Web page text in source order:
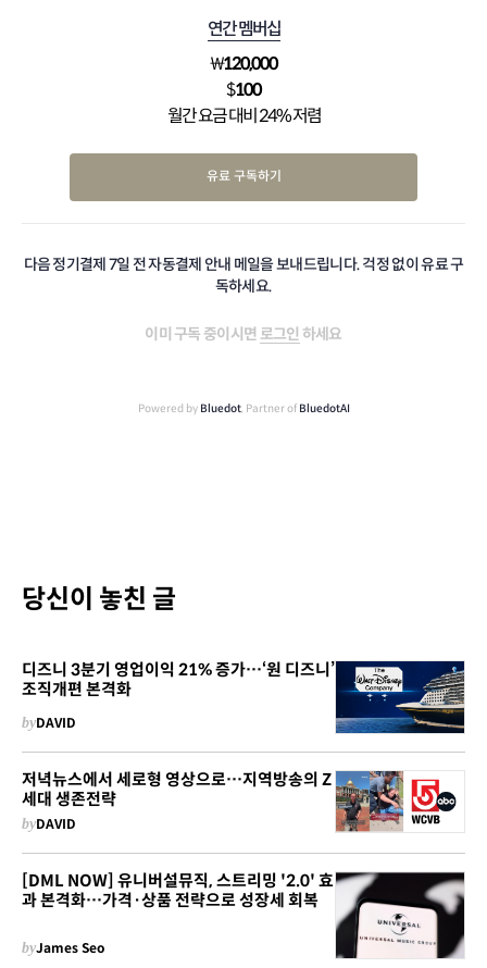
연간 멤버십
₩120,000
$100
월간 요금 대비 24% 저렴
유료 구독하기
다음 정기결제 7일 전 자동결제 안내 메일을 보내드립니다. 걱정 없이 유료 구
독하세요.
이미 구독 중이시면 로그인 하세요
Powered by Bluedot, Partner of BluedotAI
당신이 놓친 글
디즈니 3분기 영업이익 21% 증가…‘원 디즈니’
조직개편 본격화
byDAVID
저녁뉴스에서 세로형 영상으로…지역방송의 Z
세대 생존전략
byDAVID
[DML NOW] 유니버설뮤직, 스트리밍 '2.0' 효
과 본격화…가격·상품 전략으로 성장세 회복
byJames Seo